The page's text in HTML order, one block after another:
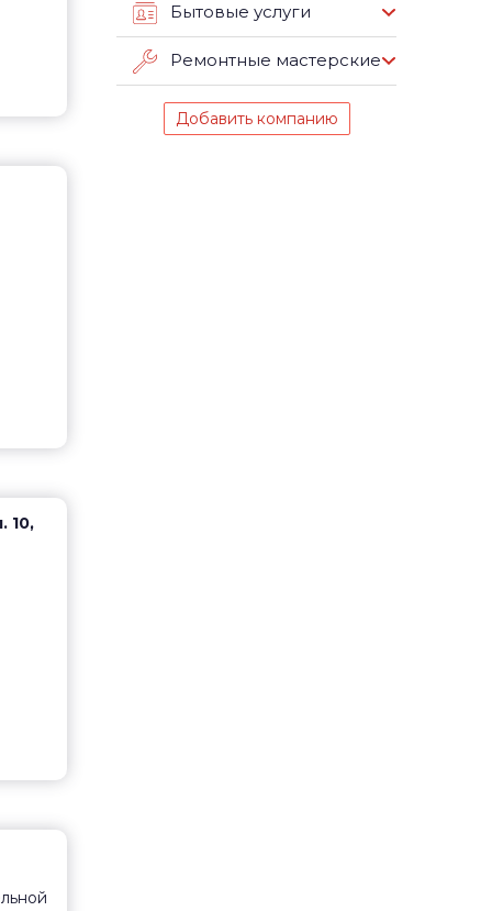
10,
Бытовые услуги
Ремонтные мастерские
Добавить компанию